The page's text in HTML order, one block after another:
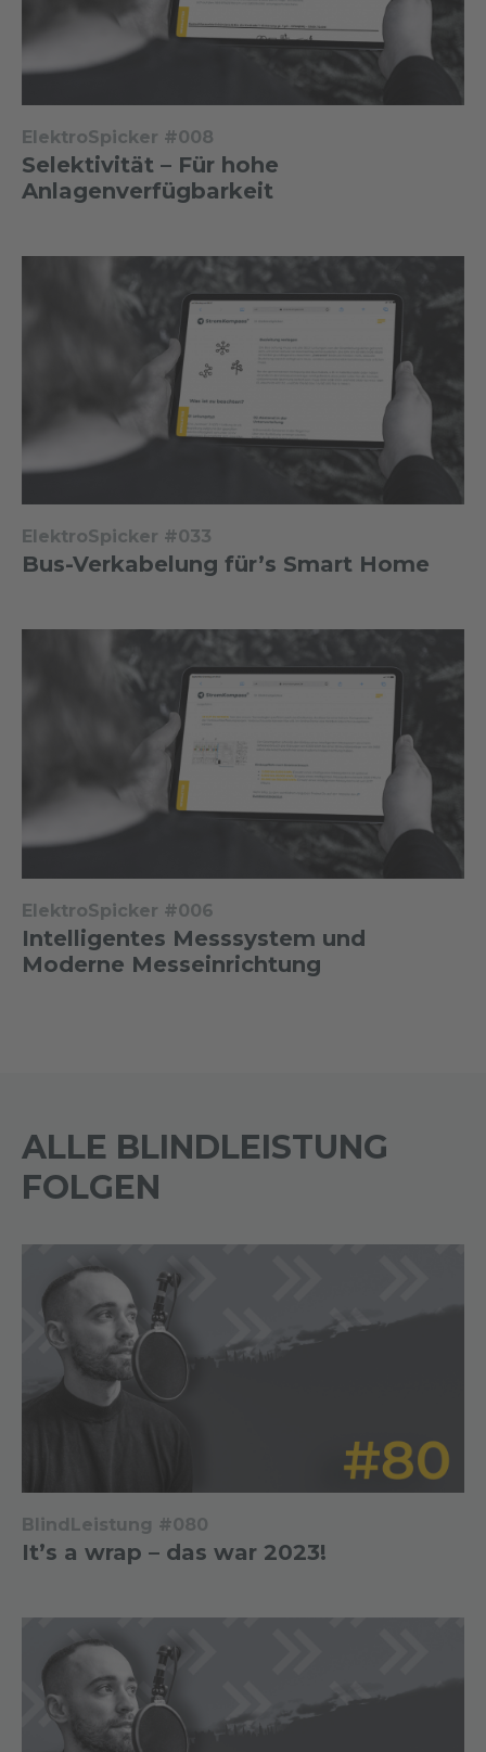
ElektroSpicker #008
Selektivität – Für hohe
Anlagenverfügbarkeit
ElektroSpicker #033
Bus-Verkabelung für’s Smart Home
ElektroSpicker #006
Intelligentes Messsystem und
Moderne Messeinrichtung
ALLE BLINDLEISTUNG
FOLGEN
BlindLeistung #080
It’s a wrap – das war 2023!